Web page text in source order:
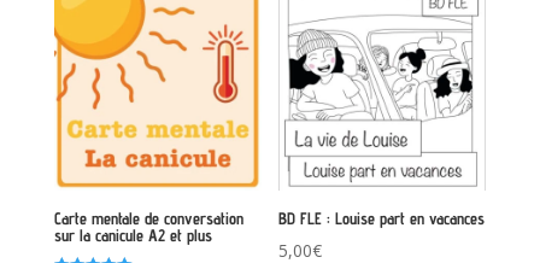
Carte mentale de conversation
sur la canicule A2 et plus
BD FLE : Louise part en vacances
5,00€